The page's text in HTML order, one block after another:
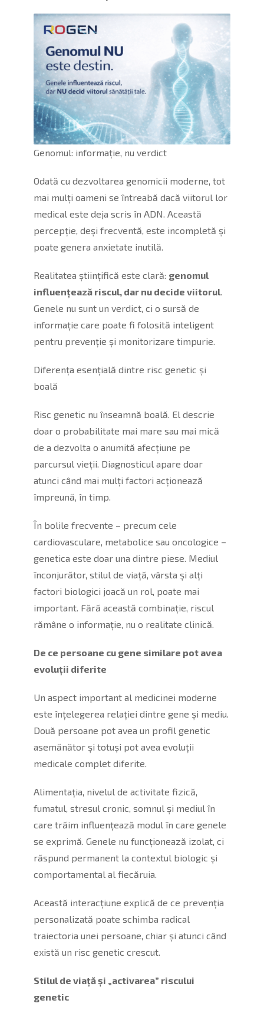
Genomul: informație, nu verdict
Odată cu dezvoltarea genomicii moderne, tot
mai mulți oameni se întreabă dacă viitorul lor
medical este deja scris în ADN. Această
percepție, deși frecventă, este incompletă și
poate genera anxietate inutilă.
Realitatea științifică este clară: genomul
influențează riscul, dar nu decide viitorul.
Genele nu sunt un verdict, ci o sursă de
informație care poate fi folosită inteligent
pentru prevenție și monitorizare timpurie.
Diferența esențială dintre risc genetic și
boală
Risc genetic nu înseamnă boală. El descrie
doar o probabilitate mai mare sau mai mică
de a dezvolta o anumită afecțiune pe
parcursul vieții. Diagnosticul apare doar
atunci când mai mulți factori acționează
împreună, în timp.
În bolile frecvente – precum cele
cardiovasculare, metabolice sau oncologice –
genetica este doar una dintre piese. Mediul
înconjurător, stilul de viață, vârsta și alți
factori biologici joacă un rol, poate mai
important. Fără această combinație, riscul
rămâne o informație, nu o realitate clinică.
De ce persoane cu gene similare pot avea
evoluții diferite
Un aspect important al medicinei moderne
este înțelegerea relației dintre gene și mediu.
Două persoane pot avea un profil genetic
asemănător și totuși pot avea evoluții
medicale complet diferite.
Alimentația, nivelul de activitate fizică,
fumatul, stresul cronic, somnul și mediul în
care trăim influențează modul în care genele
se exprimă. Genele nu funcționează izolat, ci
răspund permanent la contextul biologic și
comportamental al fiecăruia.
Această interacțiune explică de ce prevenția
personalizată poate schimba radical
traiectoria unei persoane, chiar și atunci când
există un risc genetic crescut.
Stilul de viață și „activarea” riscului
genetic